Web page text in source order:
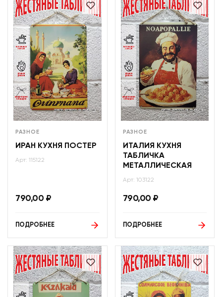
РАЗНОЕ
ИРАН КУХНЯ ПОСТЕР
Арт: 115122
790,00 ₽
ПОДРОБНЕЕ
РАЗНОЕ
ИТАЛИЯ КУХНЯ
ТАБЛИЧКА
МЕТАЛЛИЧЕСКАЯ
Арт: 103122
790,00 ₽
ПОДРОБНЕЕ